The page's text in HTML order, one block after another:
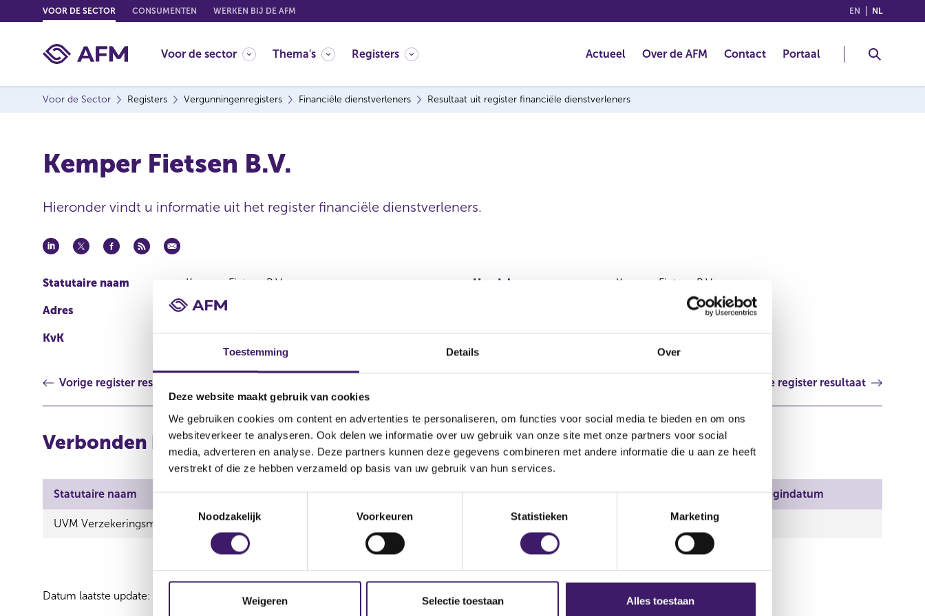
Toestemming Details Over
Deze website maakt gebruik van cookies
We gebruiken cookies om content en advertenties te personaliseren, om functies voor social media te bieden en om ons
websiteverkeer te analyseren. Ook delen we informatie over uw gebruik van onze site met onze partners voor social
media, adverteren en analyse. Deze partners kunnen deze gegevens combineren met andere informatie die u aan ze heeft
verstrekt of die ze hebben verzameld op basis van uw gebruik van hun services.
Noodzakelijk Voorkeuren Statistieken Marketing
Weigeren Selectie toestaan Alles toestaan
o
o
EN (ENGLISH)
NL
VOOR DE SECTOR CONSUMENTEN WERKEN BIJ DE AFM
Voor de sector Thema's Registers Actueel Over de AFM Contact Portaal
Voor de Sector Registers Vergunningenregisters Financiële dienstverleners Resultaat uit register financiële dienstverleners
Kemper Fietsen B.V.
Hieronder vindt u informatie uit het register financiële dienstverleners.
Statutaire naam Kemper Fietsen B.V. Handelsnaam Kemper Fietsen B.V.
Adres gemeente 's-Gravenhage
KvK 27361096
Vorige register resultaat Volgende register resultaat
Verbonden bemiddelaars via
Statutaire naam Handelsnaam Plaats Begindatum
UVM Verzekeringsmaatschappij N.V. UVM Verzekeringsmaatschappij N.V.
Datum laatste update: 08 augustus 2026